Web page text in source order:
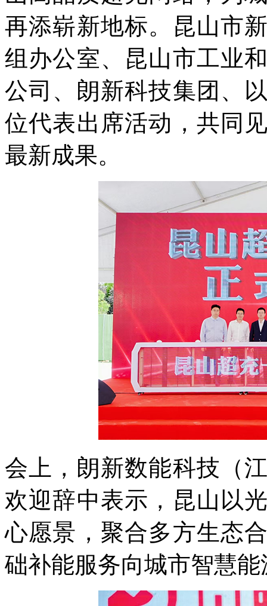
再添崭新地标。昆山市
组办公室、昆山市工业
公司、朗新科技集团、
位代表出席活动，共同
最新成果。
会上，朗新数能科技（
欢迎辞中表示，昆山以
心愿景，聚合多方生态
础补能服务向城市智慧